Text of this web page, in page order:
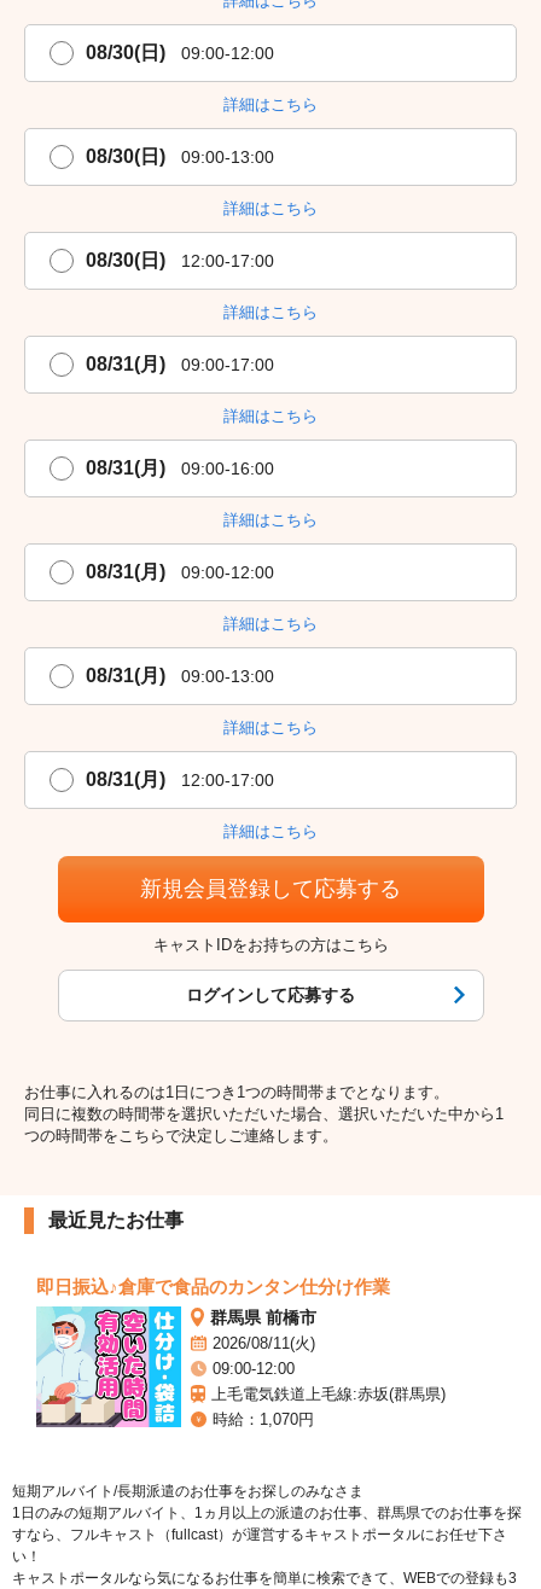
08/30(日) 09:00-12:00
詳細はこちら
08/30(日) 09:00-13:00
詳細はこちら
08/30(日) 12:00-17:00
詳細はこちら
08/31(月) 09:00-17:00
詳細はこちら
08/31(月) 09:00-16:00
詳細はこちら
08/31(月) 09:00-12:00
詳細はこちら
08/31(月) 09:00-13:00
詳細はこちら
08/31(月) 12:00-17:00
詳細はこちら
新規会員登録して応募する
キャストIDをお持ちの方はこちら
ログインして応募する
お仕事に入れるのは1日につき1つの時間帯までとなります。
同日に複数の時間帯を選択いただいた場合、選択いただいた中から1
つの時間帯をこちらで決定しご連絡します。
最近見たお仕事
即日振込♪倉庫で食品のカンタン仕分け作業
群馬県 前橋市
2026/08/11(火)
09:00-12:00
上毛電気鉄道上毛線:赤坂(群馬県)
時給：1,070円
短期アルバイト/長期派遣のお仕事をお探しのみなさま
1日のみの短期アルバイト、1ヵ月以上の派遣のお仕事、群馬県でのお仕事を探
すなら、フルキャスト（fullcast）が運営するキャストポータルにお任せ下さ
い！
キャストポータルなら気になるお仕事を簡単に検索できて、WEBでの登録も3